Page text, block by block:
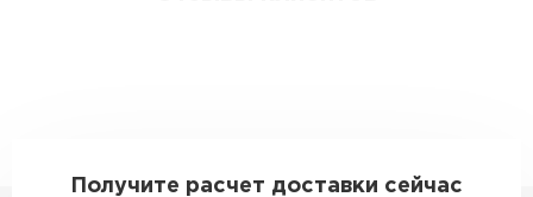
Получите расчет доставки сейчас